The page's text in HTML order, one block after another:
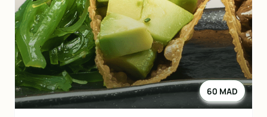
60 MAD